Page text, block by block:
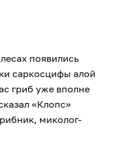
появились
саркосцифы алой
гриб уже вполне
«Клопс»
миколог-